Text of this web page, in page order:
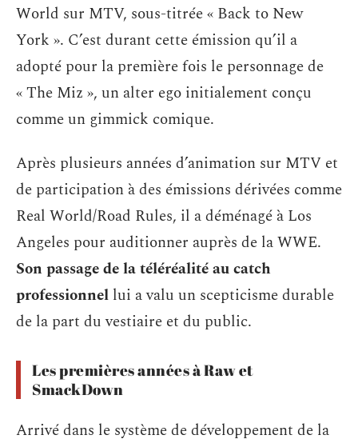
World sur MTV, sous-titrée « Back to New
York ». C’est durant cette émission qu’il a
adopté pour la première fois le personnage de
« The Miz », un alter ego initialement conçu
comme un gimmick comique.
Après plusieurs années d’animation sur MTV et
de participation à des émissions dérivées comme
Real World/Road Rules, il a déménagé à Los
Angeles pour auditionner auprès de la WWE.
Son passage de la téléréalité au catch
professionnel lui a valu un scepticisme durable
de la part du vestiaire et du public.
Les premières années à Raw et
SmackDown
Arrivé dans le système de développement de la